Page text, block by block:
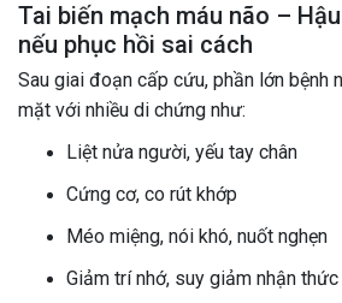
Tai biến mạch máu não –
nếu phục hồi sai cách
Sau giai đoạn cấp cứu, phần lớn bệnh
mặt với nhiều di chứng như:
Liệt nửa người, yếu tay chân
Cứng cơ, co rút khớp
Méo miệng, nói khó, nuốt nghẹn
Giảm trí nhớ, suy giảm nhận thức